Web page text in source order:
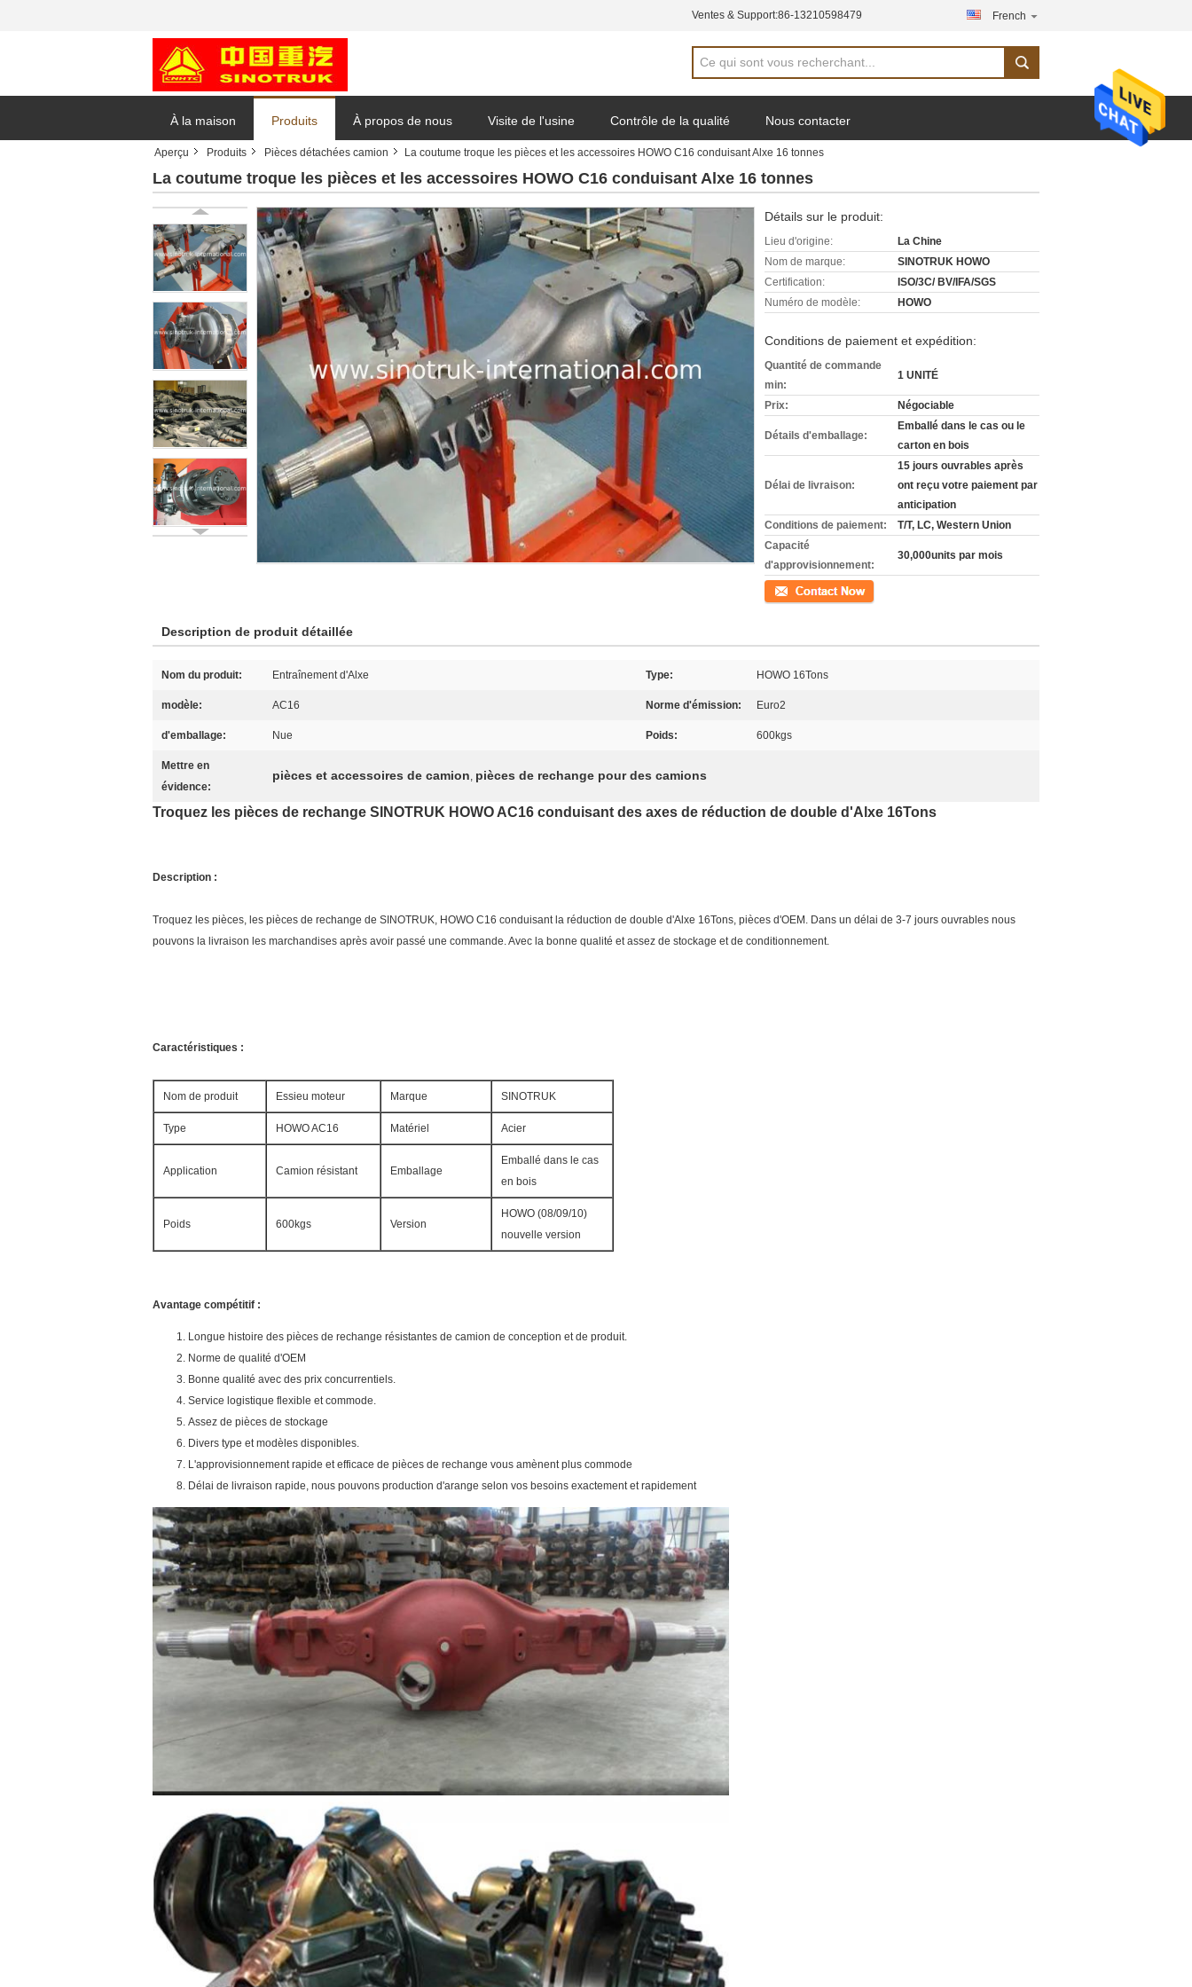
Ventes & Support:86-13210598479 French
À la maison Produits À propos de nous Visite de l'usine Contrôle de la qualité Nous contacter
Demande de soumission
Aperçu Produits Pièces détachées camion La coutume troque les pièces et les accessoires HOWO C16 conduisant Alxe 16 tonnes
La coutume troque les pièces et les accessoires HOWO C16 conduisant Alxe 16 tonnes
Détails sur le produit:
Lieu d'origine:
La Chine
Nom de marque:
SINOTRUK HOWO
Certification:
ISO/3C/ BV/IFA/SGS
Numéro de modèle:
HOWO
Conditions de paiement et expédition:
Quantité de commande
min:
1 UNITÉ
Prix: Négociable
Détails d'emballage:
Emballé dans le cas ou le
carton en bois
Délai de livraison:
15 jours ouvrables après
ont reçu votre paiement par
anticipation
Conditions de paiement:
T/T, LC, Western Union
Capacité
d'approvisionnement:
30,000units par mois
Contact
Description de produit détaillée
Nom du produit: Entraînement d'Alxe Type: HOWO 16Tons
modèle: AC16 Norme d'émission: Euro2
d'emballage: Nue Poids: 600kgs
Mettre en
évidence:
pièces et accessoires de camion, pièces de rechange pour des camions
Troquez les pièces de rechange SINOTRUK HOWO AC16 conduisant des axes de réduction de double d'Alxe 16Tons
Description :
Troquez les pièces, les pièces de rechange de SINOTRUK, HOWO C16 conduisant la réduction de double d'Alxe 16Tons, pièces d'OEM. Dans un délai de 3-7 jours ouvrables nous
pouvons la livraison les marchandises après avoir passé une commande. Avec la bonne qualité et assez de stockage et de conditionnement.
Caractéristiques :
Nom de produit Essieu moteur Marque SINOTRUK
Type HOWO AC16 Matériel Acier
Application Camion résistant Emballage
Emballé dans le cas
en bois
Poids 600kgs Version
HOWO (08/09/10)
nouvelle version
Avantage compétitif :
Longue histoire des pièces de rechange résistantes de camion de conception et de produit.
Norme de qualité d'OEM
Bonne qualité avec des prix concurrentiels.
Service logistique flexible et commode.
Assez de pièces de stockage
Divers type et modèles disponibles.
L'approvisionnement rapide et efficace de pièces de rechange vous amènent plus commode
Délai de livraison rapide, nous pouvons production d'arange selon vos besoins exactement et rapidement